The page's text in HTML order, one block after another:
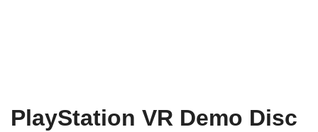
PlayStation VR Demo Disc